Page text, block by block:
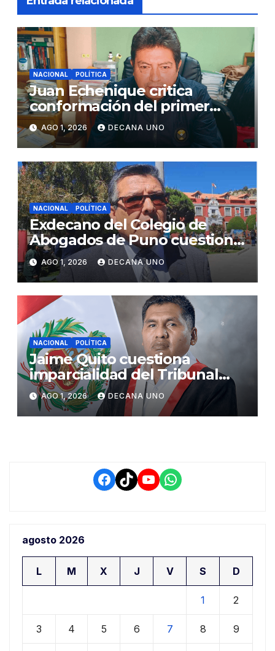
NACIONAL POLÍTICA
Juan Echenique critica
conformación del primer
gabinete ministerial de Keiko
Fujimori
AGO 1, 2026 DECANA UNO
NACIONAL POLÍTICA
Exdecano del Colegio de
Abogados de Puno cuestiona
propuestas sobre seguridad
ciudadana
AGO 1, 2026 DECANA UNO
NACIONAL POLÍTICA
Jaime Quito cuestiona
imparcialidad del Tribunal
Constitucional tras liberación
de Ollanta Humala
AGO 1, 2026 DECANA UNO
Facebook
TikTokYouTube
WhatsApp
agosto 2026
L M X J V S D
1 2
3 4 5 6 7 8 9